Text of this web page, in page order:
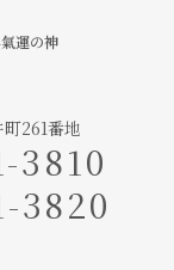
運の神
261番地
3810
3820